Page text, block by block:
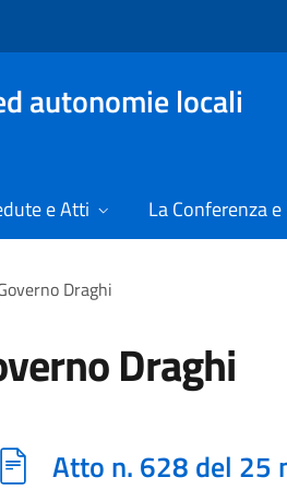
autonomie locali
e Atti La Conferenza
Draghi
Draghi
Atto n. 628 del 25